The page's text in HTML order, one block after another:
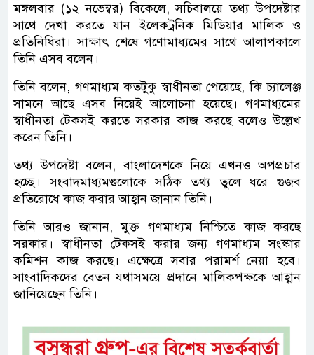
মঙ্গলবার (১২ নভেম্বর) বিকেলে, সচিবালয়ে তথ্য উপদেষ্টার
সাথে দেখা করতে যান ইলেকট্রনিক মিডিয়ার মালিক ও
প্রতিনিধিরা। সাক্ষাৎ শেষে গণোমাধ্যমের সাথে আলাপকালে
তিনি এসব বলেন।
তিনি বলেন, গণমাধ্যম কতটুকু স্বাধীনতা পেয়েছে, কি চ্যালেঞ্জ
সামনে আছে এসব নিয়েই আলোচনা হয়েছে। গণমাধ্যমের
স্বাধীনতা টেকসই করতে সরকার কাজ করছে বলেও উল্লেখ
করেন তিনি।
তথ্য উপদেষ্টা বলেন, বাংলাদেশকে নিয়ে এখনও অপপ্রচার
হচ্ছে। সংবাদমাধ্যমগুলোকে সঠিক তথ্য তুলে ধরে গুজব
প্রতিরোধে কাজ করার আহ্বান জানান তিনি।
তিনি আরও জানান, মুক্ত গণমাধ্যম নিশ্চিতে কাজ করছে
সরকার। স্বাধীনতা টেকসই করার জন্য গণমাধ্যম সংস্কার
কমিশন কাজ করছে। এক্ষেত্রে সবার পরামর্শ নেয়া হবে।
সাংবাদিকদের বেতন যথাসময়ে প্রদানে মালিকপক্ষকে আহ্বান
জানিয়েছেন তিনি।